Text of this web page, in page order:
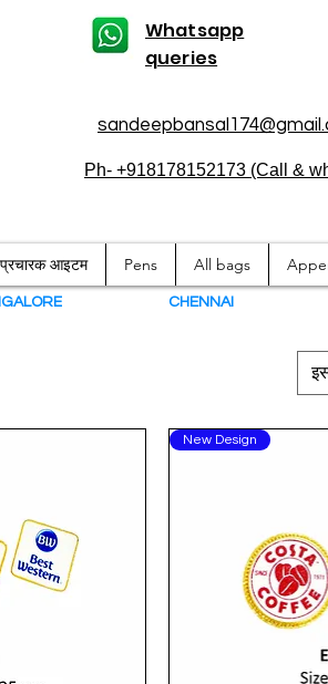
Whatsapp
queries
Ph- +918178152173 (Call &
प्रचारक आइटम Pens All bags
CHENNAI
New Design